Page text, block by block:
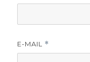
E-MAIL *